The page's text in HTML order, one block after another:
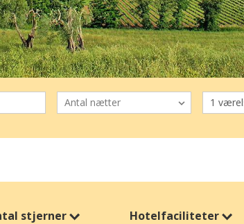
stjerner Hotelfaciliteter